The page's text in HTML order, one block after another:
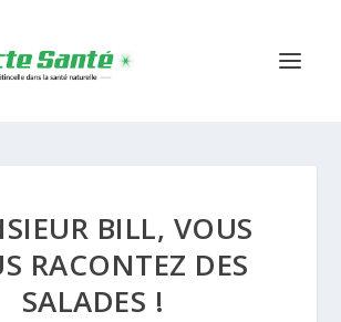
BILL, VOUS
RACONTEZ DES
SALADES !